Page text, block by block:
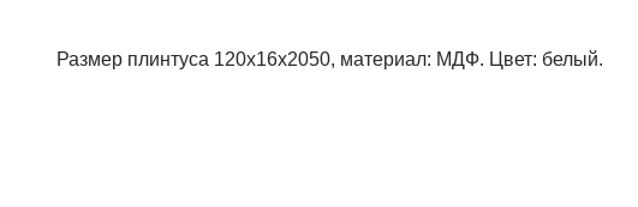
Размер плинтуса 120х16х2050, материал: МДФ. Цвет: белый.